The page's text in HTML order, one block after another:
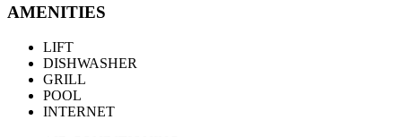
AMENITIES
LIFT
DISHWASHER
GRILL
POOL
INTERNET